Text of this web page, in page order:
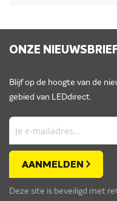
ONZE
Blijf op de hoogte van de
gebied van LEDdirect.
AANMELDEN
Deze site is beveiligd met